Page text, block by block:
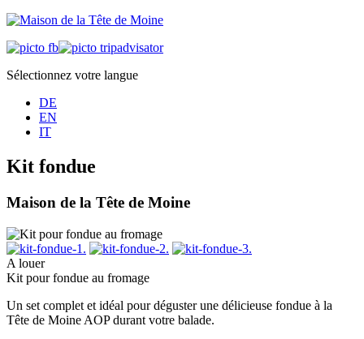
Sélectionnez votre langue
DE
EN
IT
Kit fondue
Maison de la Tête de Moine
A louer
Kit pour fondue au fromage
Un set complet et idéal pour déguster une délicieuse fondue à la
Tête de Moine AOP durant votre balade.